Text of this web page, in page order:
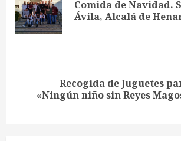
Comida de Navidad.
Ávila, Alcalá de
Siguiente
entrada:
Recogida de Juguetes
«Ningún niño sin Reyes